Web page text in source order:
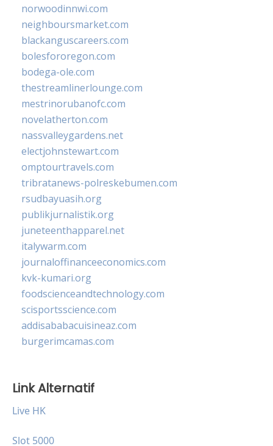
norwoodinnwi.com
neighboursmarket.com
blackanguscareers.com
bolesfororegon.com
bodega-ole.com
thestreamlinerlounge.com
mestrinorubanofc.com
novelatherton.com
nassvalleygardens.net
electjohnstewart.com
omptourtravels.com
tribratanews-polreskebumen.com
rsudbayuasih.org
publikjurnalistik.org
juneteenthapparel.net
italywarm.com
journaloffinanceeconomics.com
kvk-kumari.org
foodscienceandtechnology.com
scisportsscience.com
addisababacuisineaz.com
burgerimcamas.com
Link Alternatif
Live HK
Slot 5000